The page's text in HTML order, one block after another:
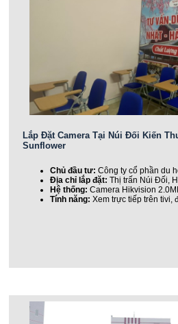
Lắp Đặt Camera Tại Núi Đối Kiến
Sunflower
Chủ đầu tư:Công ty cổ phần du
Địa chỉ lắp đặt: Thị trấn Núi Đối,
Hệ thống: Camera Hikvision
Tính năng: Xem trực tiếp trên tivi,